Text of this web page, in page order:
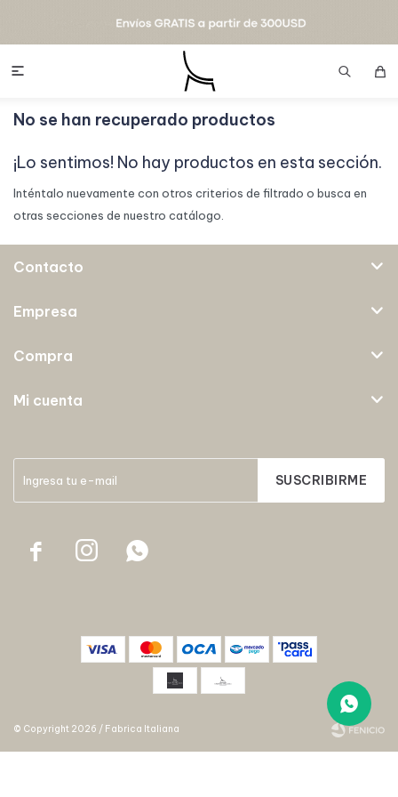

No se han recuperado productos
¡Lo sentimos! No hay productos en esta sección.
Inténtalo nuevamente con otros criterios de filtrado o busca en
otras secciones de nuestro catálogo.
SUSCRIBIRME
  
Contacto
Empresa
Compra
Mi cuenta
© Copyright 2026 / Fabrica Italiana